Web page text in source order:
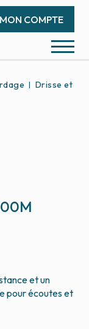
MON COMPTE
Drisse et
et un
pour écoutes et